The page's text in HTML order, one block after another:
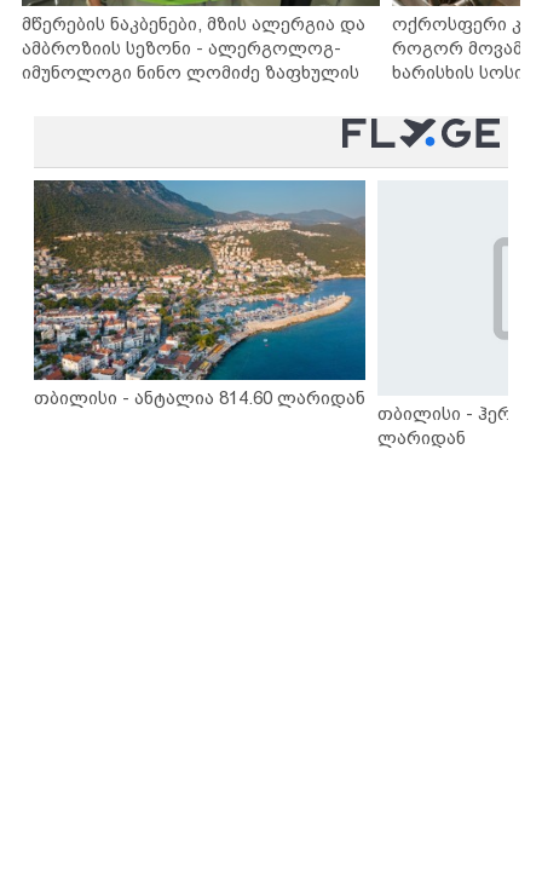
მწერების ნაკბენები, მზის ალერგია და
ამბროზიის სეზონი - ალერგოლოგ-
იმუნოლოგი ნინო ლომიძე ზაფხულის
ოქროსფერი
როგორ
ხარისხის
თბილისი - ანტალია 814.60 ლარიდან
თბილისი -
ლარიდან